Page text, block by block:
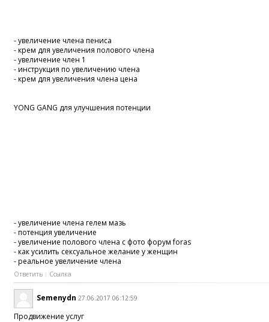
- увеличение члена пениса
- крем для увеличения полового члена
- увеличение член 1
- инструкция по увеличению члена
- крем для увеличения члена цена
YONG GANG для улучшения потенции
- увеличение члена гелем мазь
- потенция увеличение
- увеличение полового члена с фото форум foras
- как усилить сексуальное желание у женщин
- реальное увеличение члена
Ответить Ссылка
Semenydn 27.06.2017 06:12:59
Продвижение услуг